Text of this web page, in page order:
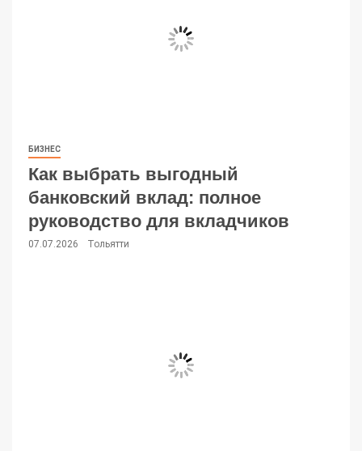
БИЗНЕС
Как выбрать выгодный
банковский вклад: полное
руководство для вкладчиков
07.07.2026 Тольятти